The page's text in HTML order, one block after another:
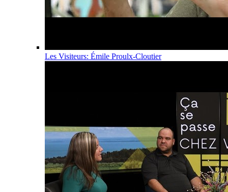
Les Visiteurs: Émile Proulx-Cloutier